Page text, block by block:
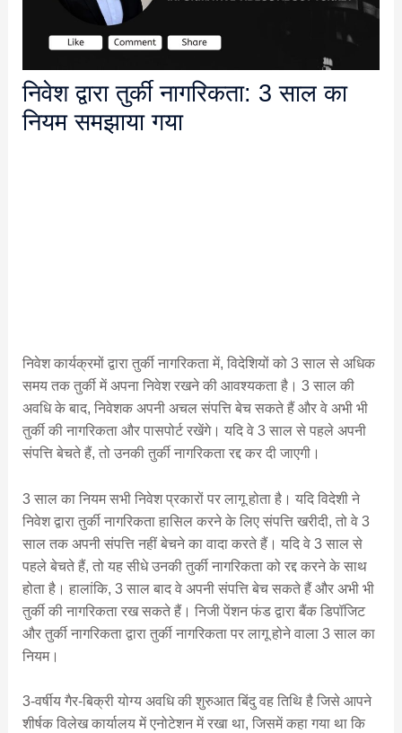
निवेश द्वारा तुर्की नागरिकता: 3 साल का
नियम समझाया गया
निवेश कार्यक्रमों द्वारा तुर्की नागरिकता में, विदेशियों को 3 साल से अधिक
समय तक तुर्की में अपना निवेश रखने की आवश्यकता है। 3 साल की
अवधि के बाद, निवेशक अपनी अचल संपत्ति बेच सकते हैं और वे अभी भी
तुर्की की नागरिकता और पासपोर्ट रखेंगे। यदि वे 3 साल से पहले अपनी
संपत्ति बेचते हैं, तो उनकी तुर्की नागरिकता रद्द कर दी जाएगी।
3 साल का नियम सभी निवेश प्रकारों पर लागू होता है। यदि विदेशी ने
निवेश द्वारा तुर्की नागरिकता हासिल करने के लिए संपत्ति खरीदी, तो वे 3
साल तक अपनी संपत्ति नहीं बेचने का वादा करते हैं। यदि वे 3 साल से
पहले बेचते हैं, तो यह सीधे उनकी तुर्की नागरिकता को रद्द करने के साथ
होता है। हालांकि, 3 साल बाद वे अपनी संपत्ति बेच सकते हैं और अभी भी
तुर्की की नागरिकता रख सकते हैं। निजी पेंशन फंड द्वारा बैंक डिपॉजिट
और तुर्की नागरिकता द्वारा तुर्की नागरिकता पर लागू होने वाला 3 साल का
नियम।
3-वर्षीय गैर-बिक्री योग्य अवधि की शुरुआत बिंदु वह तिथि है जिसे आपने
शीर्षक विलेख कार्यालय में एनोटेशन में रखा था, जिसमें कहा गया था कि